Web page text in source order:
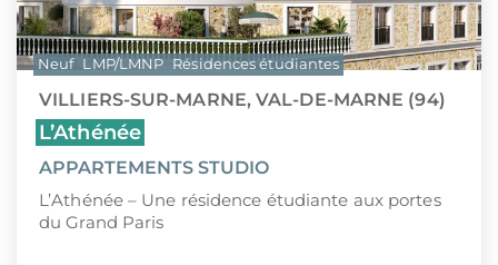
VILLIERS-SUR-MARNE, VAL-DE-MARNE (94)
L’Athénée
APPARTEMENTS STUDIO
L’Athénée – Une résidence étudiante aux portes
du Grand Paris
Neuf LMP/LMNP Résidences étudiantes